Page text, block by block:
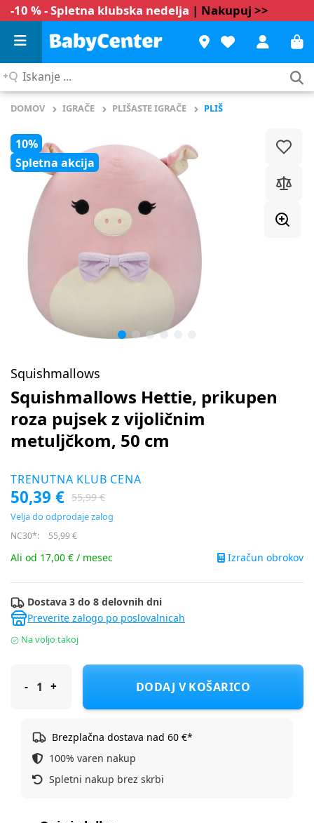
-10 % - Spletna klubska nedelja | Nakupuj >>
Iskanje
DOMOV IGRAČE PLIŠASTE IGRAČE PLIŠ
10%
Spletna akcija
Squishmallows
Squishmallows Hettie, prikupen
roza pujsek z vijoličnim
metuljčkom, 50 cm
TRENUTNA KLUB CENA
50,39 € 55,99 €
Velja do odprodaje zalog
NC30*: 55,99 €
Ali od 17,00 € / mesec Izračun obrokov
Dostava 3 do 8 delovnih dni
Preverite zalogo po poslovalnicah
Na voljo takoj
Squishmallows Hettie, prikupen roza pujsek z vijoličnim
DODAJ V KOŠARICO
Brezplačna dostava nad 60 €*
100% varen nakup
Spletni nakup brez skrbi